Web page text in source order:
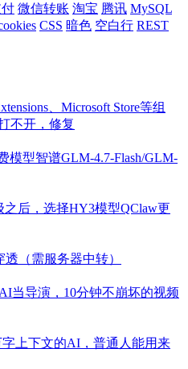
微信转账 淘宝 腾讯 MySQL
CSS 暗色 空白行 REST
、Microsoft Store等组
不开，修复
模型智谱GLM-4.7-Flash/GLM-
之后，选择HY3模型QClaw更
（需服务器中转）
当导演，10分钟不崩坏的视频
字上下文的AI，普通人能用来